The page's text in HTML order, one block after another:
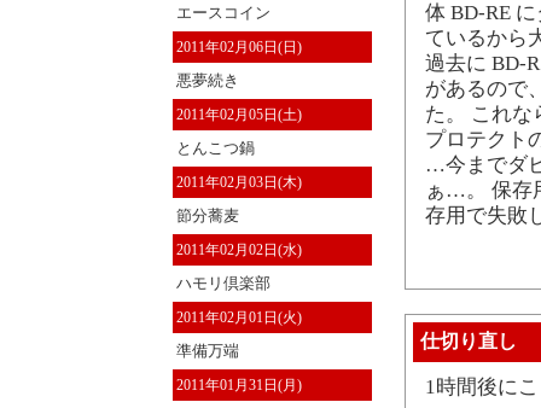
エースコイン
2011年02月06日(日)
悪夢続き
2011年02月05日(土)
とんこつ鍋
2011年02月03日(木)
節分蕎麦
2011年02月02日(水)
ハモリ倶楽部
2011年02月01日(火)
準備万端
2011年01月31日(月)
体 BD-RE
ているから
過去に BD-
があるので
た。 これな
プロテクト
…今までダ
ぁ…。 保存
存用で失敗
仕切り直し
1時間後に